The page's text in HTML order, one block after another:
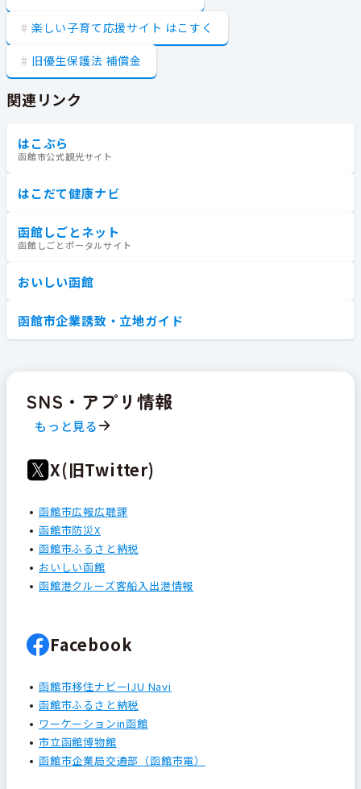
楽しい子育て応援サイト はこすく
旧優生保護法 補償金
関連リンク
はこぶら
函館市公式観光サイト
はこだて健康ナビ
函館しごとネット
函館しごとポータルサイト
おいしい函館
函館市企業誘致・立地ガイド
SNS・アプリ情報
もっと見る
X(旧Twitter)
函館市広報広聴課
函館市防災X
函館市ふるさと納税
おいしい函館
函館港クルーズ客船入出港情報
Facebook
函館市移住ナビーIJU Navi
函館市ふるさと納税
ワーケーションin函館
市立函館博物館
函館市企業局交通部（函館市電）